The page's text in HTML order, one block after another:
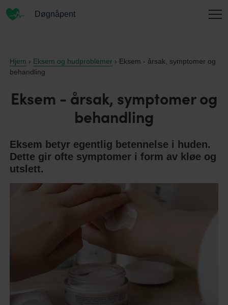
Døgnåpent
INFORMASJON
OM OSS
KONTAKT
ENGLISH
Hjem › Eksem og hudproblemer› Eksem - årsak, symptomer og
behandling
Eksem - årsak, symptomer og
behandling
Eksem betyr egentlig betennelse i huden.
Dette gir ofte symptomer i form av kløe og
utslett.